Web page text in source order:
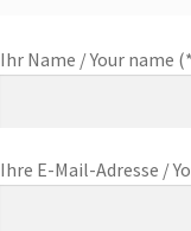
Ihr Name / Your name
Ihre E-Mail-Adresse /